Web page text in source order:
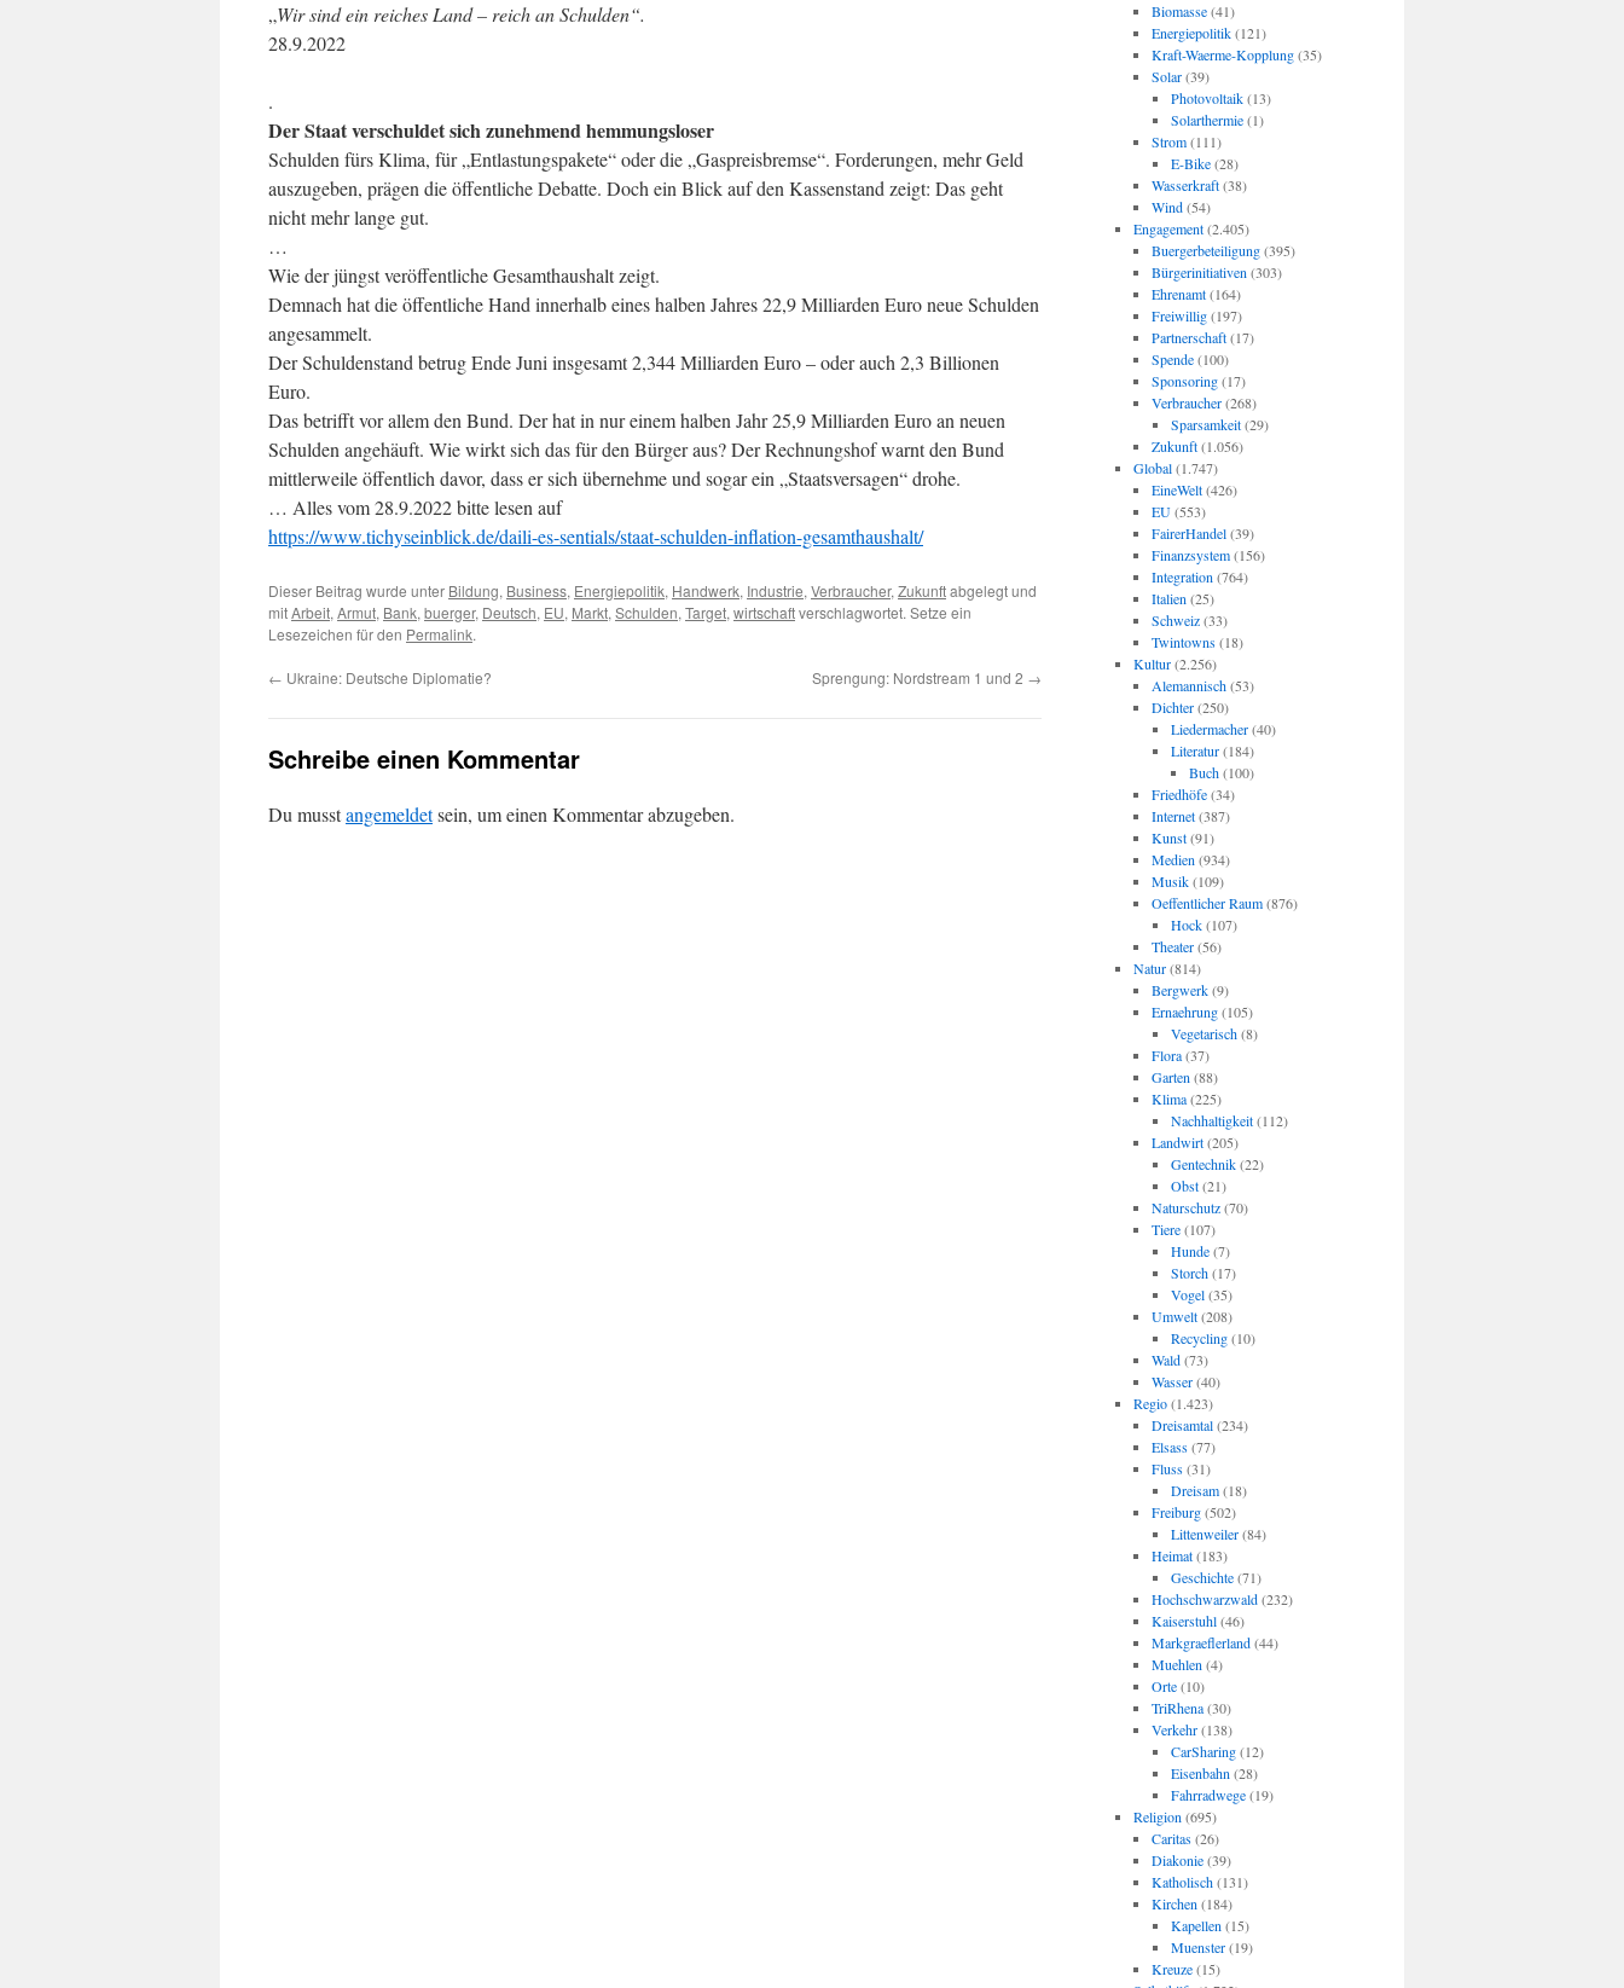
„Wir sind ein reiches Land – reich an Schulden“.
28.9.2022
.
Der Staat verschuldet sich zunehmend hemmungsloser
Schulden fürs Klima, für „Entlastungspakete“ oder die „Gaspreisbremse“. Forderungen, mehr Geld
auszugeben, prägen die öffentliche Debatte. Doch ein Blick auf den Kassenstand zeigt: Das geht
nicht mehr lange gut.
…
Wie der jüngst veröffentliche Gesamthaushalt zeigt.
Demnach hat die öffentliche Hand innerhalb eines halben Jahres 22,9 Milliarden Euro neue Schulden
angesammelt.
Der Schuldenstand betrug Ende Juni insgesamt 2,344 Milliarden Euro – oder auch 2,3 Billionen
Euro.
Das betrifft vor allem den Bund. Der hat in nur einem halben Jahr 25,9 Milliarden Euro an neuen
Schulden angehäuft. Wie wirkt sich das für den Bürger aus? Der Rechnungshof warnt den Bund
mittlerweile öffentlich davor, dass er sich übernehme und sogar ein „Staatsversagen“ drohe.
… Alles vom 28.9.2022 bitte lesen auf
https://www.tichyseinblick.de/daili-es-sentials/staat-schulden-inflation-gesamthaushalt/
Dieser Beitrag wurde unter Bildung, Business, Energiepolitik, Handwerk, Industrie, Verbraucher, Zukunftabgelegt und
mitArbeit, Armut, Bank, buerger, Deutsch, EU, Markt, Schulden, Target, wirtschaftverschlagwortet. Setze ein
Lesezeichen für den Permalink.
← Ukraine: Deutsche Diplomatie? Sprengung: Nordstream 1 und 2 →
Schreibe einen Kommentar
Du musstangemeldetsein, um einen Kommentar abzugeben.
Biomasse(41)
Energiepolitik(121)
Kraft-Waerme-Kopplung(35)
Solar(39)
Photovoltaik(13)
Solarthermie(1)
Strom(111)
E-Bike(28)
Wasserkraft(38)
Wind(54)
Engagement(2.405)
Buergerbeteiligung(395)
Bürgerinitiativen (303)
Ehrenamt(164)
Freiwillig(197)
Partnerschaft(17)
Spende(100)
Sponsoring(17)
Verbraucher(268)
Sparsamkeit(29)
Zukunft(1.056)
Global(1.747)
EineWelt(426)
EU(553)
FairerHandel(39)
Finanzsystem(156)
Integration (764)
Italien (25)
Schweiz(33)
Twintowns(18)
Kultur(2.256)
Alemannisch(53)
Dichter(250)
Liedermacher(40)
Literatur(184)
Buch(100)
Friedhöfe(34)
Internet(387)
Kunst(91)
Medien (934)
Musik(109)
Oeffentlicher Raum(876)
Hock(107)
Theater(56)
Natur(814)
Bergwerk(9)
Ernaehrung(105)
Vegetarisch(8)
Flora(37)
Garten (88)
Klima(225)
Nachhaltigkeit(112)
Landwirt(205)
Gentechnik(22)
Obst(21)
Naturschutz(70)
Tiere(107)
Hunde(7)
Storch(17)
Vogel(35)
Umwelt(208)
Recycling(10)
Wald(73)
Wasser(40)
Regio(1.423)
Dreisamtal(234)
Elsass(77)
Fluss(31)
Dreisam(18)
Freiburg(502)
Littenweiler(84)
Heimat(183)
Geschichte(71)
Hochschwarzwald(232)
Kaiserstuhl(46)
Markgraeflerland(44)
Muehlen (4)
Orte(10)
TriRhena(30)
Verkehr(138)
CarSharing(12)
Eisenbahn (28)
Fahrradwege(19)
Religion (695)
Caritas(26)
Diakonie(39)
Katholisch(131)
Kirchen (184)
Kapellen (15)
Muenster(19)
Kreuze(15)